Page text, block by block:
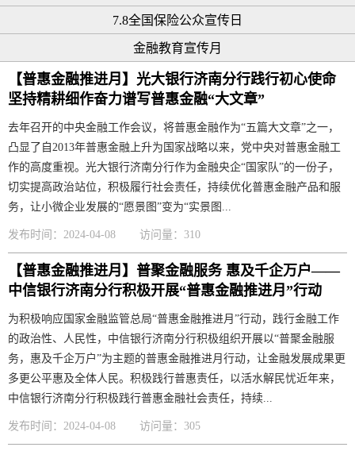
7.8全国保险公众宣传日
金融教育宣传月
【普惠金融推进月】光大银行济南分行践行初心使命
坚持精耕细作奋力谱写普惠金融“大文章”
去年召开的中央金融工作会议，将普惠金融作为“五篇大文章”之一，
凸显了自2013年普惠金融上升为国家战略以来，党中央对普惠金融工
作的高度重视。光大银行济南分行作为金融央企“国家队”的一份子，
切实提高政治站位，积极履行社会责任，持续优化普惠金融产品和服
务，让小微企业发展的“愿景图”变为“实景图...
发布时间：2024-04-08 访问量：310
【普惠金融推进月】普聚金融服务 惠及千企万户——
中信银行济南分行积极开展“普惠金融推进月”行动
为积极响应国家金融监管总局“普惠金融推进月”行动，践行金融工作
的政治性、人民性，中信银行济南分行积极组织开展以“普聚金融服
务，惠及千企万户”为主题的普惠金融推进月行动，让金融发展成果更
多更公平惠及全体人民。积极践行普惠责任，以活水解民忧近年来，
中信银行济南分行积极践行普惠金融社会责任，持续...
发布时间：2024-04-08 访问量：305